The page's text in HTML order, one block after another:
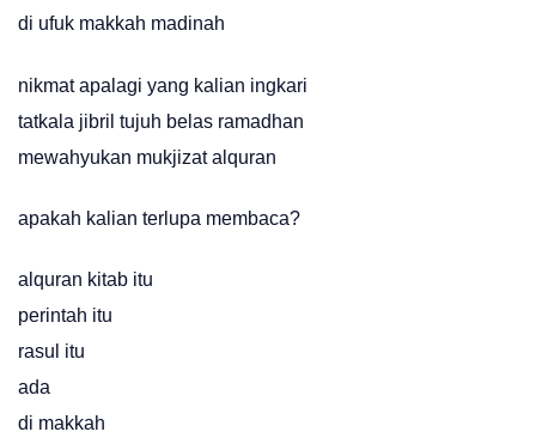
di ufuk makkah madinah
nikmat apalagi yang kalian ingkari
tatkala jibril tujuh belas ramadhan
mewahyukan mukjizat alquran
apakah kalian terlupa membaca?
alquran kitab itu
perintah itu
rasul itu
ada
di makkah